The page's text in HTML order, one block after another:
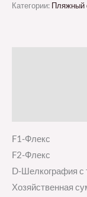
Категории: Пляжный
F1-Флекс
F2-Флекс
D-Шелкография с
Хозяйственная